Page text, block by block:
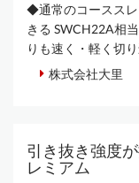
◆通常のコースス
きる SWCH22A相
りも速く・軽く切
株式会社大里
引き抜き強度
レミアム